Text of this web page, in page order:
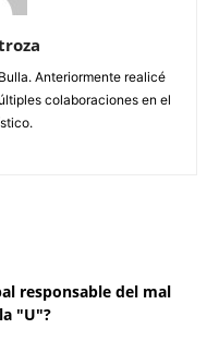
Anteriormente realicé
colaboraciones en el
responsable del mal
"U"?